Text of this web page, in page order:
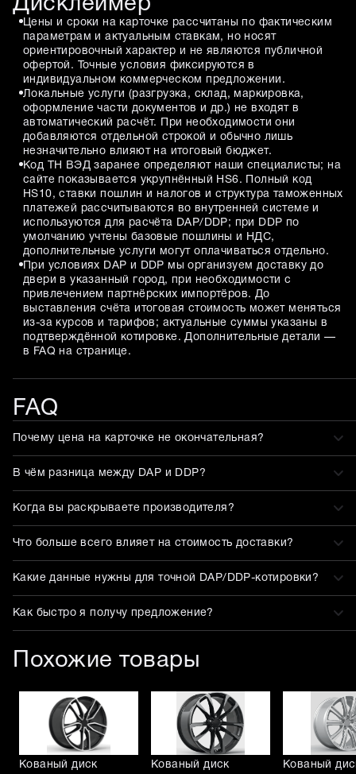
Дисклеймер
Цены и сроки на карточке рассчитаны по фактическим
параметрам и актуальным ставкам, но носят
ориентировочный характер и не являются публичной
офертой. Точные условия фиксируются в
индивидуальном коммерческом предложении.
Локальные услуги (разгрузка, склад, маркировка,
оформление части документов и др.) не входят в
автоматический расчёт. При необходимости они
добавляются отдельной строкой и обычно лишь
незначительно влияют на итоговый бюджет.
Код ТН ВЭД заранее определяют наши специалисты; на
сайте показывается укрупнённый HS6. Полный код
HS10, ставки пошлин и налогов и структура таможенных
платежей рассчитываются во внутренней системе и
используются для расчёта DAP/DDP; при DDP по
умолчанию учтены базовые пошлины и НДС,
дополнительные услуги могут оплачиваться отдельно.
При условиях DAP и DDP мы организуем доставку до
двери в указанный город, при необходимости с
привлечением партнёрских импортёров. До
выставления счёта итоговая стоимость может меняться
из-за курсов и тарифов; актуальные суммы указаны в
подтверждённой котировке. Дополнительные детали —
в FAQ на странице.
FAQ
Почему цена на карточке не окончательная?
В чём разница между DAP и DDP?
Когда вы раскрываете производителя?
Что больше всего влияет на стоимость доставки?
Какие данные нужны для точной DAP/DDP-котировки?
Как быстро я получу предложение?
Похожие товары
Кованый диск Кованый диск Кованый